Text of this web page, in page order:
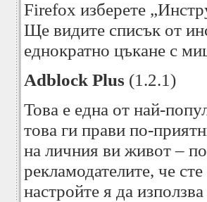
Firefox изберете
Ще видите списък от
еднократно цъкане с
Adblock Plus (1.2.1)
Това е една от най-
това ги прави по-
на личния ви живот –
рекламодателите, че
настройте я да